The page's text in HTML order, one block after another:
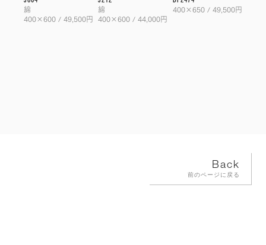
綿
400×600 / 49,500円
綿
400×600 / 44,000円
400×650 / 49,500円
Back
前のページに戻る